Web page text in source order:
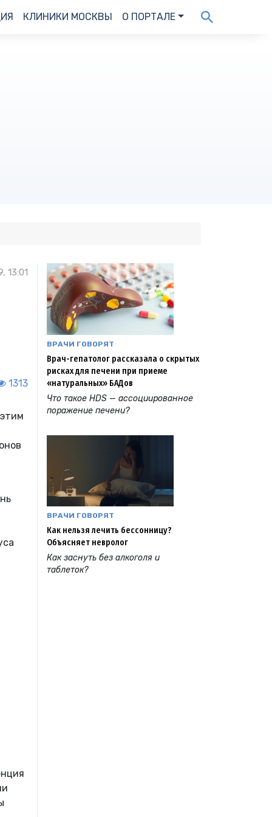
КЛИНИКИ МОСКВЫ О ПОРТАЛЕ
13:01
1313
ВРАЧИ ГОВОРЯТ
Врач-гепатолог рассказала о скрытых
рисках для печени при приеме
«натуральных» БАДов
Что такое HDS — ассоциированное
поражение печени?
ВРАЧИ ГОВОРЯТ
Как нельзя лечить бессонницу?
Объясняет невролог
Как заснуть без алкоголя и
таблеток?